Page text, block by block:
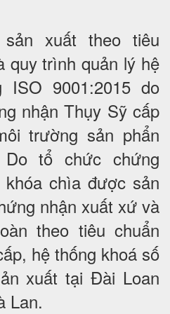
xuất theo tiêu
quy trình quản lý hệ
ISO 9001:2015 do
nhận Thụy Sỹ cấp
trường sản phẩn
Do tổ chức chứng
chìa được sản
nhận xuất xứ và
theo tiêu chuẩn
hệ thống khoá số
xuất tại Đài Loan
Lan.